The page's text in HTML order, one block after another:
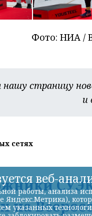
Фото: НИА /
страницу
и
сетях
на
веб-
работы, анализа
Яндекс.Метрика),
указанных